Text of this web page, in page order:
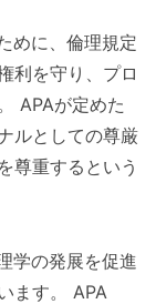
めに、倫理規定
利を守り、プロ
APAが定めた
ルとしての尊厳
尊重するという
学の発展を促進
ます。 APA